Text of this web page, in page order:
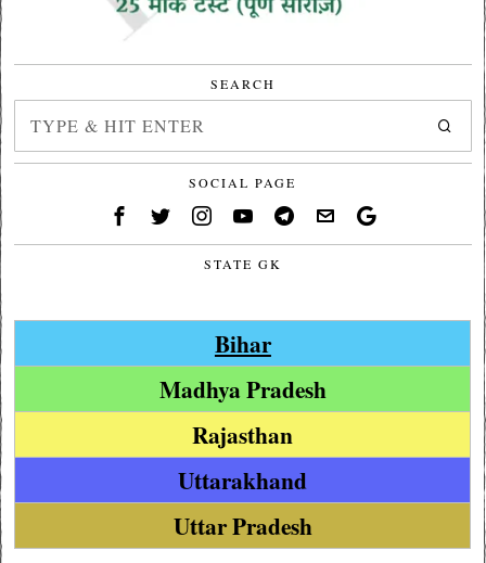
SEARCH
SOCIAL PAGE
STATE GK
Bihar
Madhya Pradesh
Rajasthan
Uttarakhand
Uttar Pradesh